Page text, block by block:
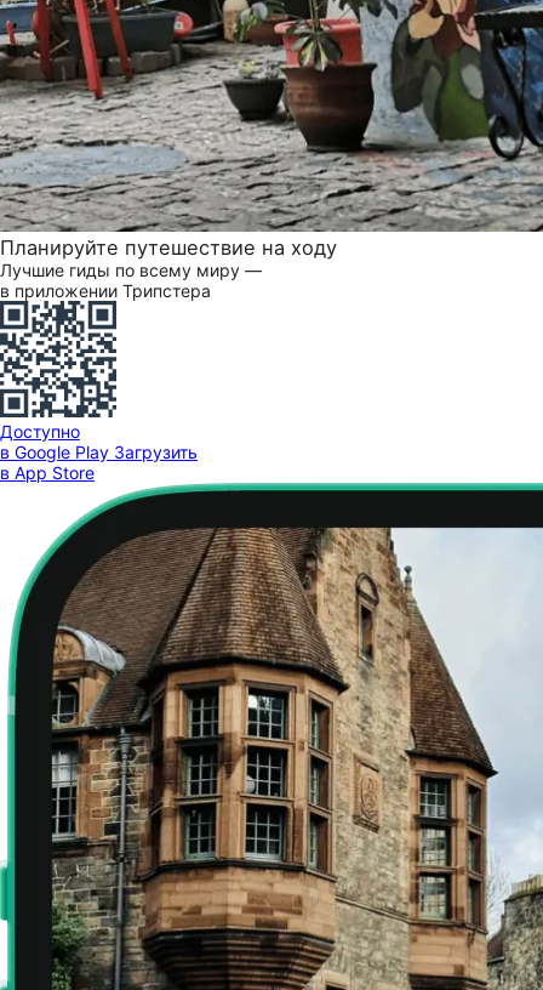
Планируйте путешествие на ходу
Лучшие гиды по всему миру —
в приложении Трипстера
Доступно
в Google Play Загрузить
в App Store